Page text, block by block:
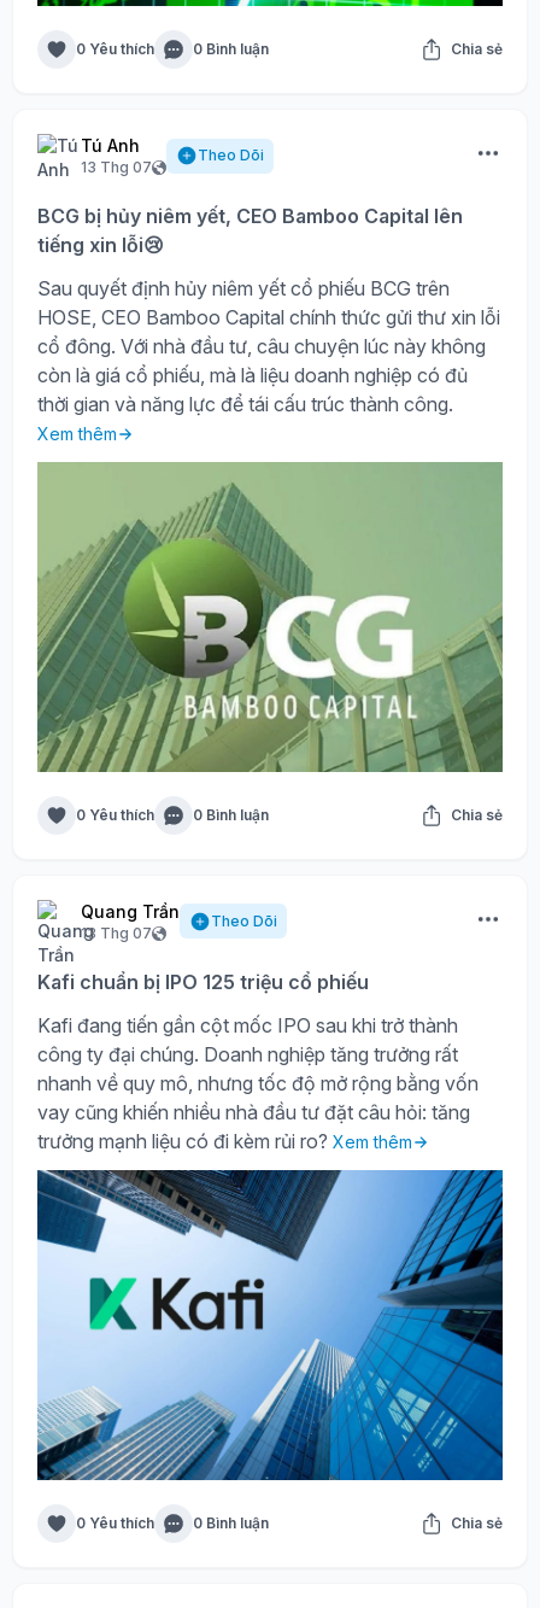
0 Yêu thích 0 Bình luận Chia sẻ
Tú Anh
13 Thg 07
Theo Dõi
BCG bị hủy niêm yết, CEO Bamboo Capital lên
tiếng xin lỗi😢
Sau quyết định hủy niêm yết cổ phiếu BCG trên
HOSE, CEO Bamboo Capital chính thức gửi thư xin lỗi
cổ đông. Với nhà đầu tư, câu chuyện lúc này không
còn là giá cổ phiếu, mà là liệu doanh nghiệp có đủ
thời gian và năng lực để tái cấu trúc thành công.
Xem thêm
0 Yêu thích 0 Bình luận Chia sẻ
Quang Trần
13 Thg 07
Theo Dõi
Kafi chuẩn bị IPO 125 triệu cổ phiếu
Kafi đang tiến gần cột mốc IPO sau khi trở thành
công ty đại chúng. Doanh nghiệp tăng trưởng rất
nhanh về quy mô, nhưng tốc độ mở rộng bằng vốn
vay cũng khiến nhiều nhà đầu tư đặt câu hỏi: tăng
trưởng mạnh liệu có đi kèm rủi ro? Xem thêm
0 Yêu thích 0 Bình luận Chia sẻ